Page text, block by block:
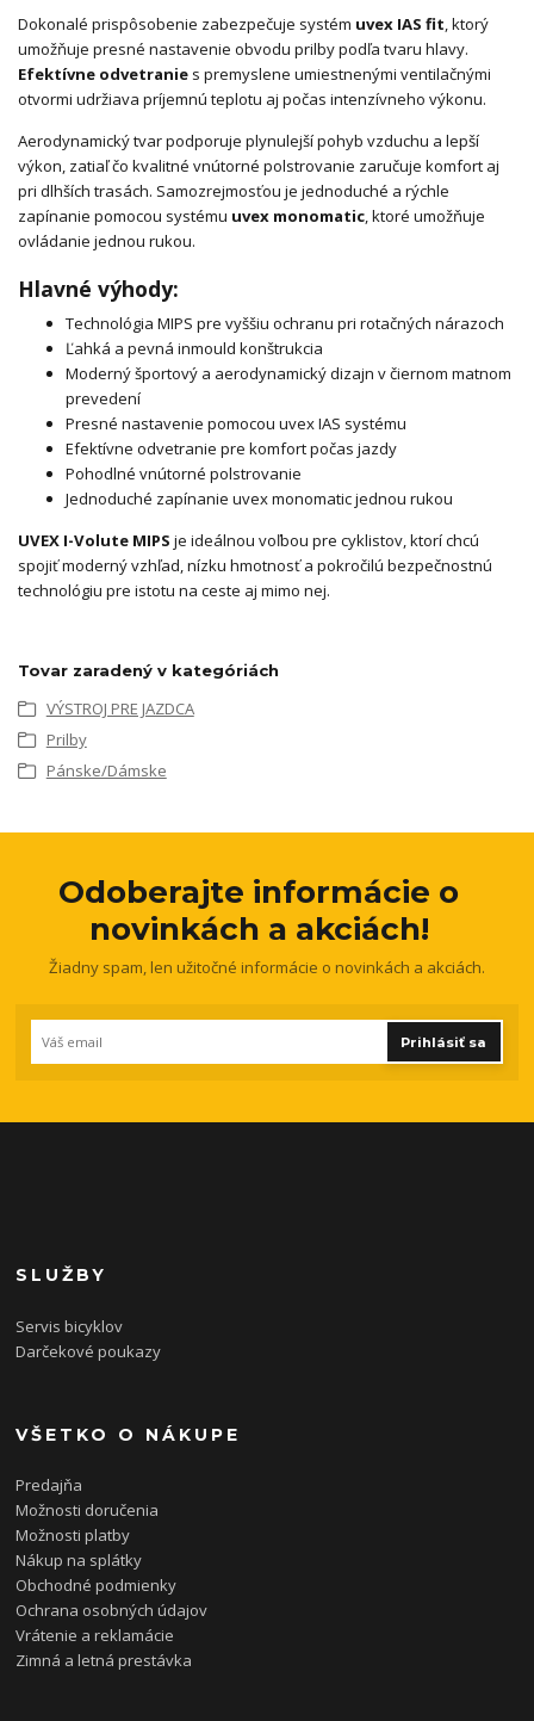
Dokonalé prispôsobenie zabezpečuje systém uvex IAS fit, ktorý
umožňuje presné nastavenie obvodu prilby podľa tvaru hlavy.
Efektívne odvetranie s premyslene umiestnenými ventilačnými
otvormi udržiava príjemnú teplotu aj počas intenzívneho výkonu.
Aerodynamický tvar podporuje plynulejší pohyb vzduchu a lepší
výkon, zatiaľ čo kvalitné vnútorné polstrovanie zaručuje komfort aj
pri dlhších trasách. Samozrejmosťou je jednoduché a rýchle
zapínanie pomocou systému uvex monomatic, ktoré umožňuje
ovládanie jednou rukou.
Hlavné výhody:
Technológia MIPS pre vyššiu ochranu pri rotačných nárazoch
Ľahká a pevná inmould konštrukcia
Moderný športový a aerodynamický dizajn v čiernom matnom
prevedení
Presné nastavenie pomocou uvex IAS systému
Efektívne odvetranie pre komfort počas jazdy
Pohodlné vnútorné polstrovanie
Jednoduché zapínanie uvex monomatic jednou rukou
UVEX I-Volute MIPS je ideálnou voľbou pre cyklistov, ktorí chcú
spojiť moderný vzhľad, nízku hmotnosť a pokročilú bezpečnostnú
technológiu pre istotu na ceste aj mimo nej.
Tovar zaradený v kategóriách
VÝSTROJ PRE JAZDCA
Prilby
Pánske/Dámske
Odoberajte informácie o
novinkách a akciách!
Žiadny spam, len užitočné informácie o novinkách a akciách.
Prihlásiť sa
SLUŽBY
Servis bicyklov
Darčekové poukazy
VŠETKO O NÁKUPE
Predajňa
Možnosti doručenia
Možnosti platby
Nákup na splátky
Obchodné podmienky
Ochrana osobných údajov
Vrátenie a reklamácie
Zimná a letná prestávka